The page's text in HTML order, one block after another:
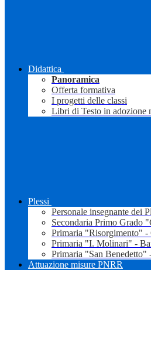
Didattica
Panoramica
Offerta formativa
I progetti delle classi
Libri di Testo in adozione
Plessi
Personale insegnante dei
Secondaria Primo Grado
Primaria "Risorgimento" -
Primaria "I. Molinari" -
Primaria "San Benedetto"
Attuazione misure PNRR